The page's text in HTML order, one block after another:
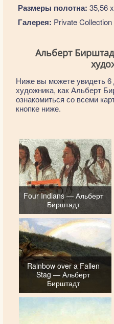
Размеры полотна: 35,56
Галерея: Private Collection
Альберт
Ниже вы можете увидеть 6
художника, как Альберт
ознакомиться со всеми
кнопке ниже.
Four Indians — Альберт
Бирштадт
Rainbow over a Fallen
Stag — Альберт
Бирштадт